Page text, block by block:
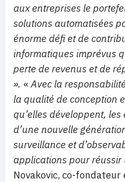
aux entreprises le
solutions automatisées
énorme défi et de
informatiques imprévus
perte de revenus et de
». «Avec la
la qualité de conception
qu’elles développent,
d’une nouvelle
surveillance et
applications pour réussir
Novakovic, co-fondateur